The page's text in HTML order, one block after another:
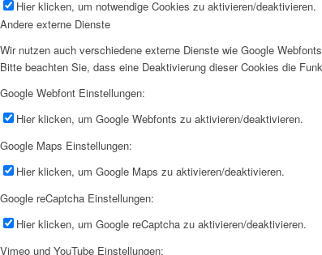
Hier klicken, um notwendige Cookies zu aktivieren/deaktivieren.
Andere externe Dienste
Wir nutzen auch verschiedene externe Dienste wie Google
Bitte beachten Sie, dass eine Deaktivierung dieser Cookies die
Google Webfont Einstellungen:
Hier klicken, um Google Webfonts zu aktivieren/deaktivieren.
Google Maps Einstellungen:
Hier klicken, um Google Maps zu aktivieren/deaktivieren.
Google reCaptcha Einstellungen:
Hier klicken, um Google reCaptcha zu aktivieren/deaktivieren.
Vimeo und YouTube Einstellungen: